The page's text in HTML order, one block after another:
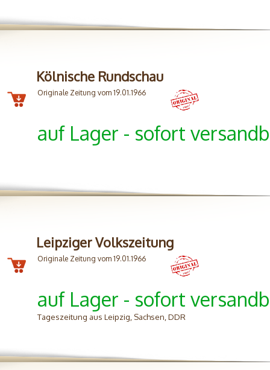
Kölnische Rundschau
Originale Zeitung vom 19.01.1966
auf Lager - sofort
Leipziger Volkszeitung
Originale Zeitung vom 19.01.1966
auf Lager - sofort
Tageszeitung aus Leipzig, Sachsen, DDR